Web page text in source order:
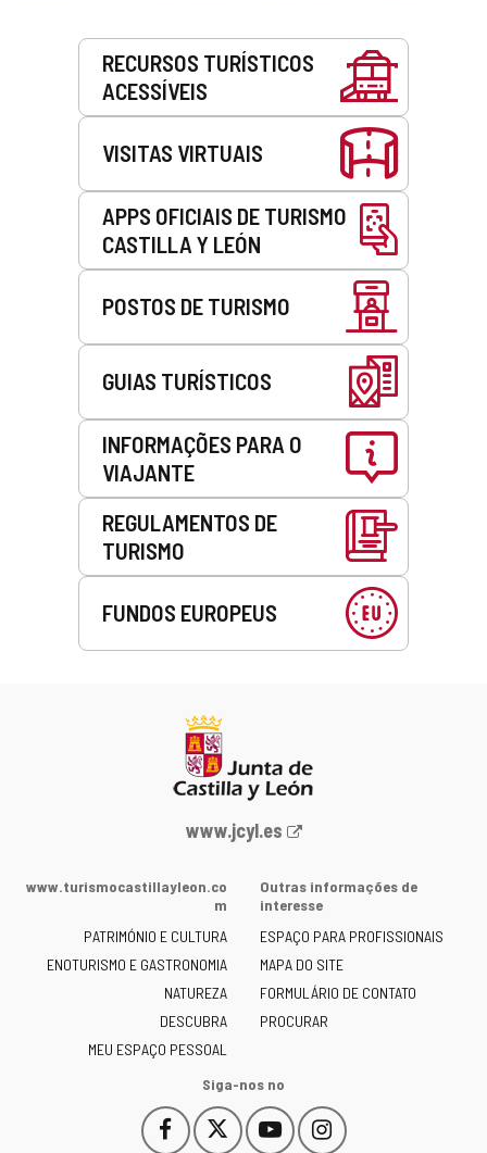
RECURSOS TURÍSTICOS
ACESSÍVEIS
VISITAS VIRTUAIS
APPS OFICIAIS DE TURISMO
CASTILLA Y LEÓN
POSTOS DE TURISMO
GUIAS TURÍSTICOS
INFORMAÇÕES PARA O
VIAJANTE
REGULAMENTOS DE
TURISMO
FUNDOS EUROPEUS
Portal
Junta
Castilla
y
León
-
www.jcyl.es
www.turismocastillayleon.co
m
PATRIMÓNIO E CULTURA
ENOTURISMO E GASTRONOMIA
NATUREZA
DESCUBRA
MEU ESPAÇO PESSOAL
Outras informações de
interesse
ESPAÇO PARA PROFISSIONAIS
MAPA DO SITE
FORMULÁRIO DE CONTATO
PROCURAR
Siga-nos no
Facebook
Este
Este
YouTube
Este
Instagram
Este